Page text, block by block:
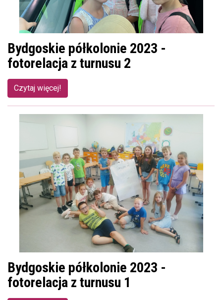
Bydgoskie półkolonie 2023 -
fotorelacja z turnusu 2
Czytaj więcej!
Bydgoskie półkolonie 2023 -
fotorelacja z turnusu 1